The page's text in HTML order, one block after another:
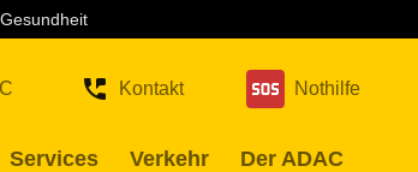
Gesundheit
Kontakt Nothilfe
Services Verkehr Der ADAC